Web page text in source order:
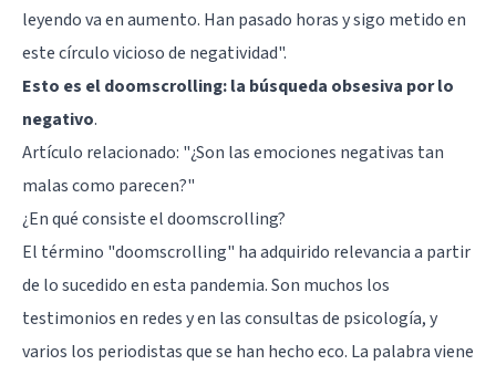
leyendo va en aumento. Han pasado horas y sigo metido en
este círculo vicioso de negatividad".
Esto es el doomscrolling: la búsqueda obsesiva por lo
negativo.
Artículo relacionado: "¿Son las emociones negativas tan
malas como parecen?"
¿En qué consiste el doomscrolling?
El término "doomscrolling" ha adquirido relevancia a partir
de lo sucedido en esta pandemia. Son muchos los
testimonios en redes y en las consultas de psicología, y
varios los periodistas que se han hecho eco. La palabra viene